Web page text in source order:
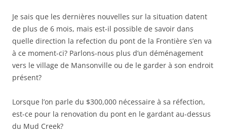
e
s
Je sais que les dernières nouvelles sur la situation datent
de plus de 6 mois, mais est-il possible de savoir dans
quelle direction la refection du pont de la Frontière s’en va
à ce moment-ci? Parlons-nous plus d’un déménagement
vers le village de Mansonville ou de le garder à son endroit
présent?
Lorsque l’on parle du $300,000 nécessaire à sa réfection,
est-ce pour la renovation du pont en le gardant au-dessus
du Mud Creek?